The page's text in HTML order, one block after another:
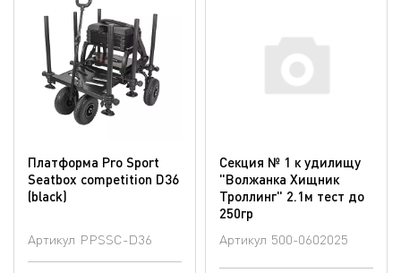
Платформа Pro Sport
Seatbox competition D36
(blaсk)
Артикул PPSSC-D36
Секция № 1 к удилищу
"Волжанка Хищник
Троллинг" 2.1м тест до
250гр
Артикул 500-0602025